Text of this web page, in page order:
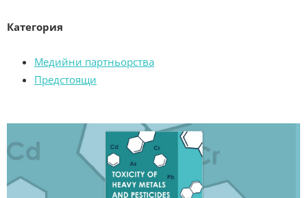
Категория
Медийни партньорства
Предстоящи